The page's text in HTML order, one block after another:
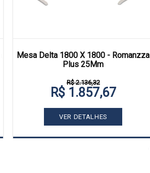
Mesa Delta 1800 X 1800 - Romanzza
Plus 25Mm
R$ 2.136,32
R$ 1.857,67
VER DETALHES